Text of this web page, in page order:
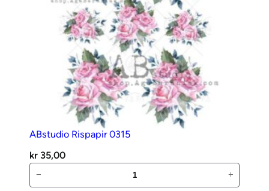
ABstudio Rispapir 0315
kr 35,00
Rispapir
− +